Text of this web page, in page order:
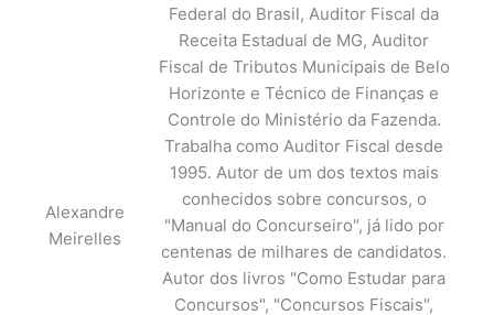
Alexandre
Meirelles
Federal do Brasil, Auditor Fiscal da
Receita Estadual de MG, Auditor
Fiscal de Tributos Municipais de Belo
Horizonte e Técnico de Finanças e
Controle do Ministério da Fazenda.
Trabalha como Auditor Fiscal desde
1995. Autor de um dos textos mais
conhecidos sobre concursos, o
"Manual do Concurseiro", já lido por
centenas de milhares de candidatos.
Autor dos livros "Como Estudar para
Concursos", "Concursos Fiscais",